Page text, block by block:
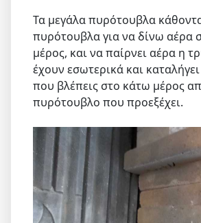
Τα μεγάλα πυρότουβλα
πυρότουβλα για να δίνω αέρα
μέρος, και να παίρνει αέρα η
έχουν εσωτερικά και
που βλέπεις στο κάτω μέρος
πυρότουβλο που προεξέχει.